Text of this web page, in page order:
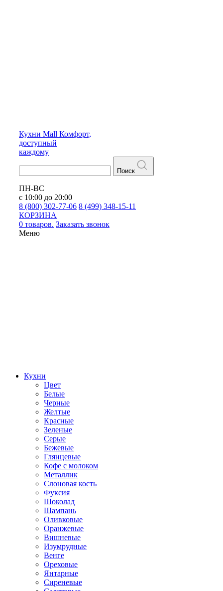
Кухни Mall Комфорт,
доступный
каждому
Поиск
ПН-ВС
с 10:00 до 20:00
8 (800) 302-77-06 8 (499) 348-15-11
КОРЗИНА
0 товаров. Заказать звонок
Меню
Кухни
Цвет
Белые
Черные
Желтые
Красные
Зеленые
Серые
Бежевые
Глянцевые
Кофе с молоком
Металлик
Слоновая кость
Фуксия
Шоколад
Шампань
Оливковые
Оранжевые
Вишневые
Изумрудные
Венге
Ореховые
Янтарные
Сиреневые